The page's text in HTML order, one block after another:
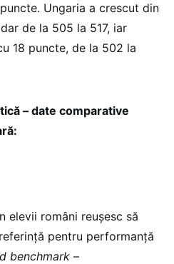
Ungaria a crescut din
de la 505 la 517, iar
18 puncte, de la 502 la
– date comparative
elevii români reușesc să
pentru performanță
benchmark –